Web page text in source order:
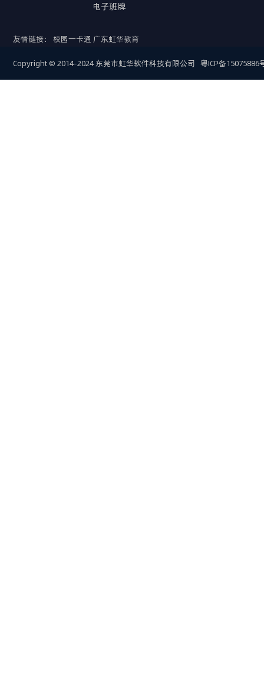
电子班牌
友情链接： 校园一卡通 广东虹华教育
Copyright © 2014-2024 东莞市虹华软件科技有限公司 粤ICP备15075886